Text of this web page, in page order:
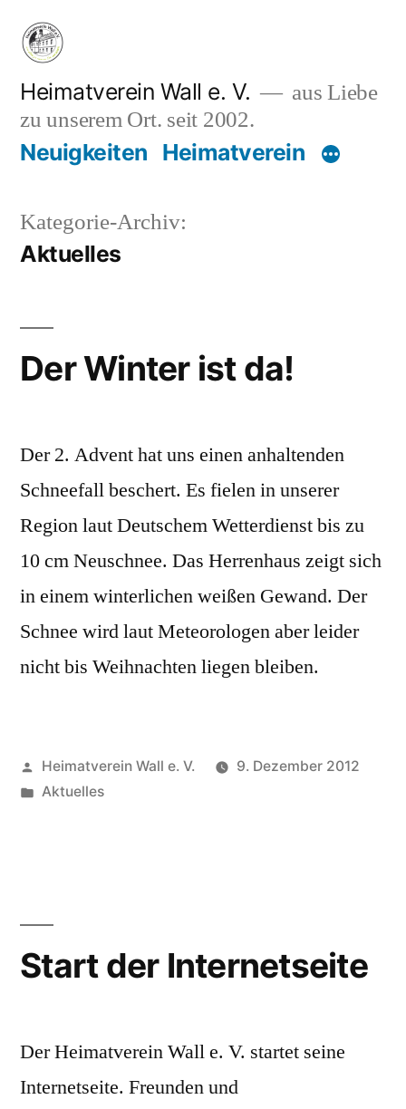
Inhalt
springen
Heimatverein Wall e. V.
aus Liebe
zu unserem Ort. seit 2002.
Neuigkeiten Heimatverein
Kategorie-Archiv:
Aktuelles
Der Winter ist da!
Der 2. Advent hat uns einen anhaltenden
Schneefall beschert. Es fielen in unserer
Region laut Deutschem Wetterdienst bis zu
10 cm Neuschnee. Das Herrenhaus zeigt sich
in einem winterlichen weißen Gewand. Der
Schnee wird laut Meteorologen aber leider
nicht bis Weihnachten liegen bleiben.
Veröffentlicht
von
Heimatverein Wall e. V.
9. Dezember 2012
Veröffentlicht
Aktuelles
Start der Internetseite
Der Heimatverein Wall e. V. startet seine
Internetseite. Freunden und